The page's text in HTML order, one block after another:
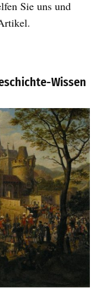
Sie uns und
Wissen